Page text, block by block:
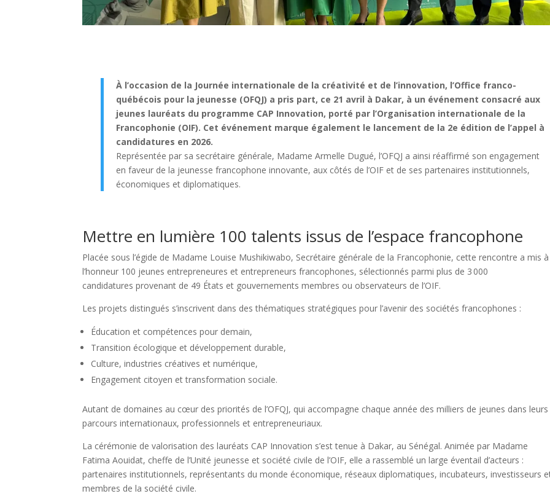
À l’occasion de la Journée internationale de la créativité et de l’innovation, l’Office franco-
québécois pour la jeunesse (OFQJ) a pris part, ce 21 avril à Dakar, à un événement consacré aux
jeunes lauréats du programme CAP Innovation, porté par l’Organisation internationale de la
Francophonie (OIF). Cet événement marque également le lancement de la 2e édition de l’appel à
candidatures en 2026.
Représentée par sa secrétaire générale, Madame Armelle Dugué, l’OFQJ a ainsi réaffirmé son engagement
en faveur de la jeunesse francophone innovante, aux côtés de l’OIF et de ses partenaires institutionnels,
économiques et diplomatiques.
Mettre en lumière 100 talents issus de l’espace francophone
Placée sous l’égide de Madame Louise Mushikiwabo, Secrétaire générale de la Francophonie, cette rencontre a mis à
l’honneur 100 jeunes entrepreneures et entrepreneurs francophones, sélectionnés parmi plus de 3 000
candidatures provenant de 49 États et gouvernements membres ou observateurs de l’OIF.
Les projets distingués s’inscrivent dans des thématiques stratégiques pour l’avenir des sociétés francophones :
Éducation et compétences pour demain,
Transition écologique et développement durable,
Culture, industries créatives et numérique,
Engagement citoyen et transformation sociale.
Autant de domaines au cœur des priorités de l’OFQJ, qui accompagne chaque année des milliers de jeunes dans leurs
parcours internationaux, professionnels et entrepreneuriaux.
La cérémonie de valorisation des lauréats CAP Innovation s’est tenue à Dakar, au Sénégal. Animée par Madame
Fatima Aouidat, cheffe de l’Unité jeunesse et société civile de l’OIF, elle a rassemblé un large éventail d’acteurs :
partenaires institutionnels, représentants du monde économique, réseaux diplomatiques, incubateurs, investisseurs
membres de la société civile.